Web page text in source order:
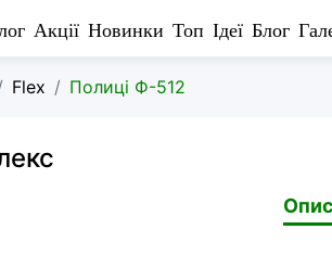
Акції Новинки Топ Ідеї Блог
Flex Полиці Ф-512
Опис